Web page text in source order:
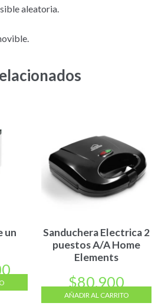
aleatoria.
un
Sanduchera Electrica 2
puestos A/A Home
Elements
$80.900
AÑADIR AL CARRITO